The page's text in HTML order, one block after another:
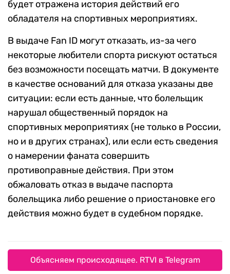
будет отражена история действий его
обладателя на спортивных мероприятиях.
В выдаче Fan ID могут отказать, из-за чего
некоторые любители спорта рискуют остаться
без возможности посещать матчи. В документе
в качестве оснований для отказа указаны две
ситуации: если есть данные, что болельщик
нарушал общественный порядок на
спортивных мероприятиях (не только в России,
но и в других странах), или если есть сведения
о намерении фаната совершить
противоправные действия. При этом
обжаловать отказ в выдаче паспорта
болельщика либо решение о приостановке его
действия можно будет в судебном порядке.
Объясняем происходящее. RTVI в Telegram